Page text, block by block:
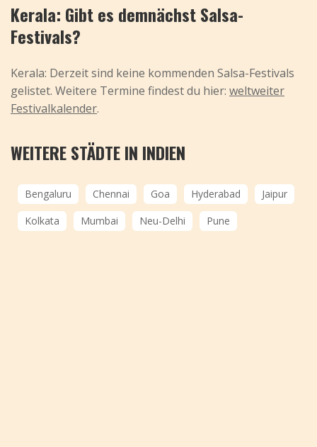
Kerala: Gibt es demnächst Salsa-
Festivals?
Kerala: Derzeit sind keine kommenden Salsa-Festivals
gelistet. Weitere Termine findest du hier: weltweiter
Festivalkalender.
WEITERE STÄDTE IN INDIEN
Bengaluru Chennai Goa Hyderabad
Jaipur
Kolkata
Mumbai Neu-Delhi Pune